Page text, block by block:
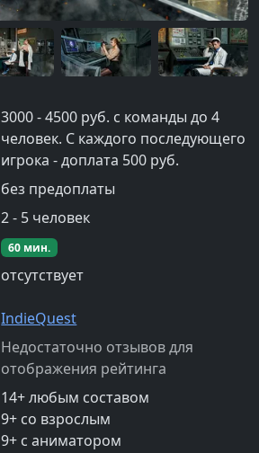
3000 - 4500 руб. с команды до 4
человек. С каждого последующего
игрока - доплата 500 руб.
без предоплаты
2- 5 человек
60 мин.
отсутствует
IndieQuest
Недостаточно отзывов для
отображения рейтинга
14+любым составом
9+ со взрослым
9+ с аниматором